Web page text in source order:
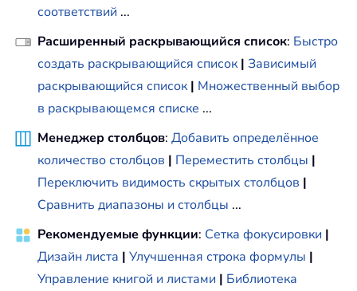
соответствий ...
Расширенный раскрывающийся список: Быстро
создать раскрывающийся список | Зависимый
раскрывающийся список | Множественный выбор
в раскрывающемся списке ...
Менеджер столбцов: Добавить определённое
количество столбцов | Переместить столбцы |
Переключить видимость скрытых столбцов |
Сравнить диапазоны и столбцы ...
Рекомендуемые функции: Сетка фокусировки |
Дизайн листа | Улучшенная строка формулы |
Управление книгой и листами | Библиотека